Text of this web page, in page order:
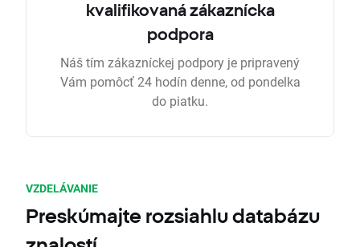
kvalifikovaná zákaznícka
podpora
Náš tím zákazníckej podpory je pripravený
Vám pomôcť 24 hodín denne, od pondelka
do piatku.
VZDELÁVANIE
Preskúmajte rozsiahlu databázu